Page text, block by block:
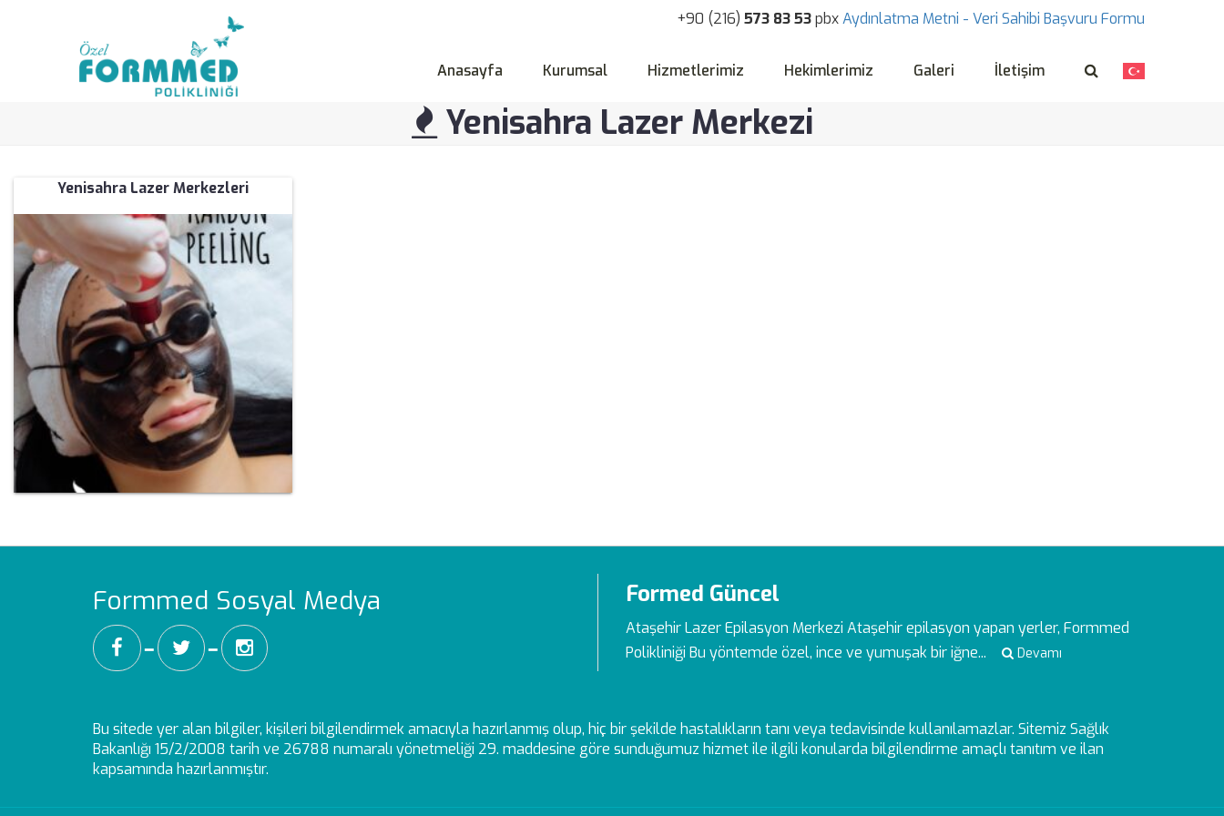
+90 (216) 573 83 53pbxAydınlatma Metni - Veri Sahibi Başvuru Formu
Anasayfa Kurumsal Hizmetlerimiz Hekimlerimiz Galeri İletişim
Yenisahra Lazer Merkezi
Yenisahra Lazer Merkezleri
Formmed Sosyal Medya
━ ━
Formed Güncel
Ataşehir Lazer Epilasyon Merkezi Ataşehir epilasyon yapan yerler, Formmed
Polikliniği Bu yöntemde özel, ince ve yumuşak bir iğne...
Devamı
Bu sitede yer alan bilgiler, kişileri bilgilendirmek amacıyla hazırlanmış olup, hiç bir şekilde hastalıkların tanı veya tedavisinde kullanılamazlar. Sitemiz Sağlık
Bakanlığı 15/2/2008 tarih ve 26788 numaralı yönetmeliği 29. maddesine göre sunduğumuz hizmet ile ilgili konularda bilgilendirme amaçlı tanıtım ve ilan
kapsamında hazırlanmıştır.